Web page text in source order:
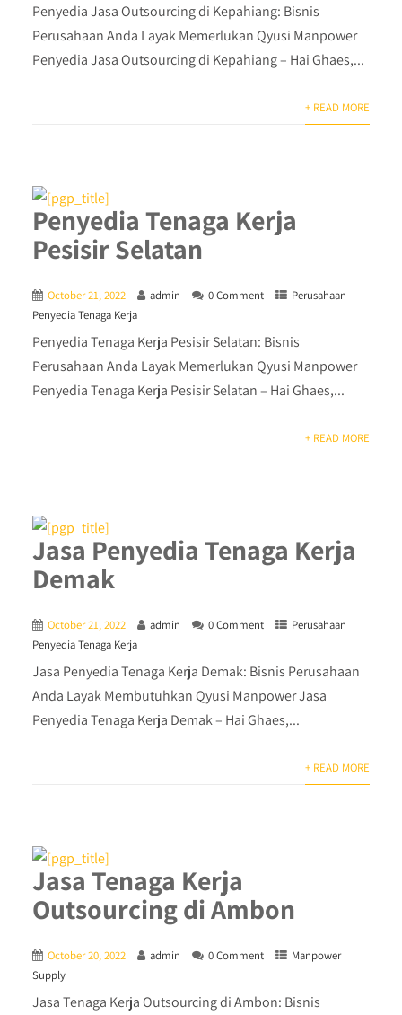
Penyedia Jasa Outsourcing di Kepahiang: Bisnis
Perusahaan Anda Layak Memerlukan Qyusi Manpower
Penyedia Jasa Outsourcing di Kepahiang – Hai Ghaes,...
+ READ MORE
Penyedia Tenaga Kerja
Pesisir Selatan
October 21, 2022 admin 0 Comment
Perusahaan
Penyedia Tenaga Kerja
Penyedia Tenaga Kerja Pesisir Selatan: Bisnis
Perusahaan Anda Layak Memerlukan Qyusi Manpower
Penyedia Tenaga Kerja Pesisir Selatan – Hai Ghaes,...
+ READ MORE
Jasa Penyedia Tenaga Kerja
Demak
October 21, 2022 admin 0 Comment
Perusahaan
Penyedia Tenaga Kerja
Jasa Penyedia Tenaga Kerja Demak: Bisnis Perusahaan
Anda Layak Membutuhkan Qyusi Manpower Jasa
Penyedia Tenaga Kerja Demak – Hai Ghaes,...
+ READ MORE
Jasa Tenaga Kerja
Outsourcing di Ambon
October 20, 2022 admin 0 Comment
Manpower
Supply
Jasa Tenaga Kerja Outsourcing di Ambon: Bisnis